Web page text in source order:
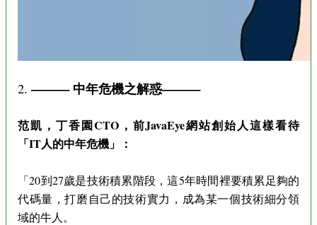
2. ——— 中年危機之解惑———
范凱，丁香園CTO，前JavaEye網站創始人這樣看待
「IT人的中年危機」：
「20到27歲是技術積累階段，這5年時間裡要積累足夠的
代碼量，打磨自己的技術實力，成為某一個技術細分領
域的牛人。